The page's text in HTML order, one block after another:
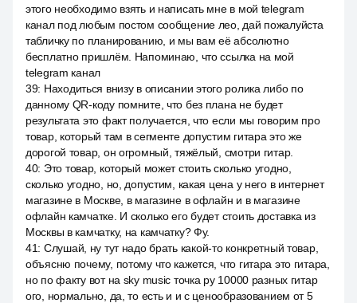
этого необходимо взять и написать мне в мой telegram
канал под любым постом сообщение лео, дай пожалуйста
табличку по планированию, и мы вам её абсолютно
бесплатно пришлём. Напоминаю, что ссылка на мой
telegram канал
39: Находиться внизу в описании этого ролика либо по
данному QR-коду помните, что без плана не будет
результата это факт получается, что если мы говорим про
товар, который там в сегменте допустим гитара это же
дорогой товар, он огромный, тяжёлый, смотри гитар.
40: Это товар, который может стоить сколько угодно,
сколько угодно, но, допустим, какая цена у него в интернет
магазине в Москве, в магазине в офлайн и в магазине
офлайн камчатке. И сколько его будет стоить доставка из
Москвы в камчатку, на камчатку? Фу.
41: Слушай, ну тут надо брать какой-то конкретный товар,
объясню почему, потому что кажется, что гитара это гитара,
но по факту вот на sky music точка ру 10000 разных гитар
ого, нормально, да, то есть и и с ценообразованием от 5